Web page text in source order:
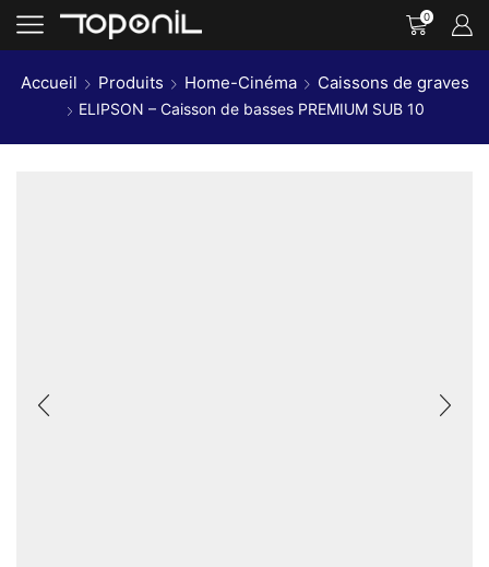
0
Accueil Produits Home-Cinéma Caissons de graves
ELIPSON – Caisson de basses PREMIUM SUB 10